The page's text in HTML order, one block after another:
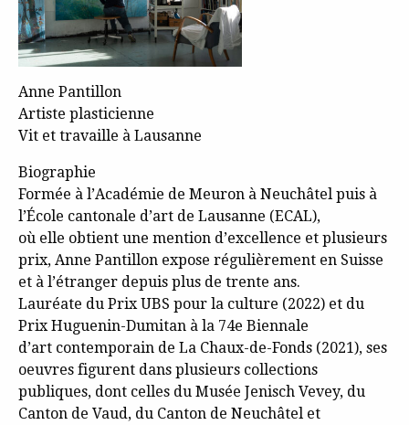
Anne Pantillon
Artiste plasticienne
Vit et travaille à Lausanne
Biographie
Formée à l’Académie de Meuron à Neuchâtel puis à
l’École cantonale d’art de Lausanne (ECAL),
où elle obtient une mention d’excellence et plusieurs
prix, Anne Pantillon expose régulièrement en Suisse
et à l’étranger depuis plus de trente ans.
Lauréate du Prix UBS pour la culture (2022) et du
Prix Huguenin-Dumitan à la 74e Biennale
d’art contemporain de La Chaux-de-Fonds (2021), ses
oeuvres figurent dans plusieurs collections
publiques, dont celles du Musée Jenisch Vevey, du
Canton de Vaud, du Canton de Neuchâtel et